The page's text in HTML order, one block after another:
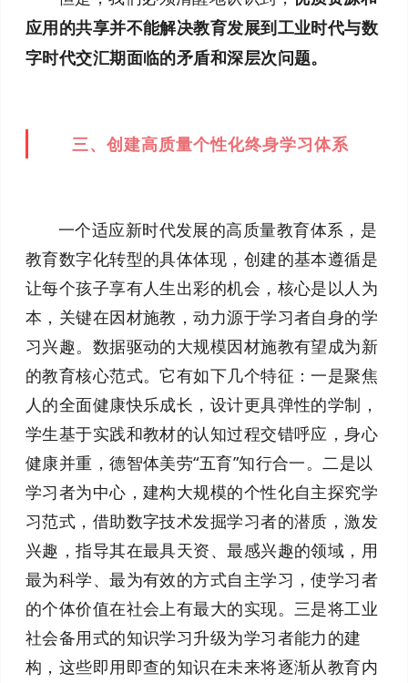
应用的共享并不能解决教育发展到工业时代与数
字时代交汇期面临的矛盾和深层次问题。
三、创建高质量个性化终身学习体系
一个适应新时代发展的高质量教育体系，是
教育数字化转型的具体体现，创建的基本遵循是
让每个孩子享有人生出彩的机会，核心是以人为
本，关键在因材施教，动力源于学习者自身的学
习兴趣。数据驱动的大规模因材施教有望成为新
的教育核心范式。它有如下几个特征：一是聚焦
人的全面健康快乐成长，设计更具弹性的学制，
学生基于实践和教材的认知过程交错呼应，身心
健康并重，德智体美劳“五育”知行合一。二是以
学习者为中心，建构大规模的个性化自主探究学
习范式，借助数字技术发掘学习者的潜质，激发
兴趣，指导其在最具天资、最感兴趣的领域，用
最为科学、最为有效的方式自主学习，使学习者
的个体价值在社会上有最大的实现。三是将工业
社会备用式的知识学习升级为学习者能力的建
构，这些即用即查的知识在未来将逐渐从教育内